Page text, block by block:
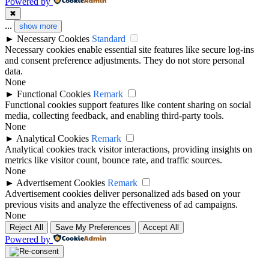
✖
... show more
► Necessary Cookies Standard
Necessary cookies enable essential site features like secure log-ins
and consent preference adjustments. They do not store personal
data.
None
► Functional Cookies Remark
Functional cookies support features like content sharing on social
media, collecting feedback, and enabling third-party tools.
None
► Analytical Cookies Remark
Analytical cookies track visitor interactions, providing insights on
metrics like visitor count, bounce rate, and traffic sources.
None
► Advertisement Cookies Remark
Advertisement cookies deliver personalized ads based on your
previous visits and analyze the effectiveness of ad campaigns.
None
Reject All Save My Preferences Accept All
Powered by